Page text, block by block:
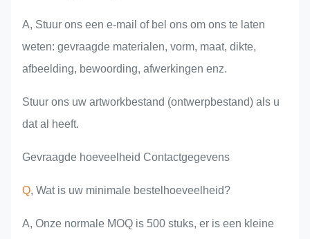
A, Stuur ons een e-mail of bel ons om ons te laten
weten: gevraagde materialen, vorm, maat, dikte,
afbeelding, bewoording, afwerkingen enz.
Stuur ons uw artworkbestand (ontwerpbestand) als u
dat al heeft.
Gevraagde hoeveelheid Contactgegevens
Q, Wat is uw minimale bestelhoeveelheid?
A, Onze normale MOQ is 500 stuks, er is een kleine